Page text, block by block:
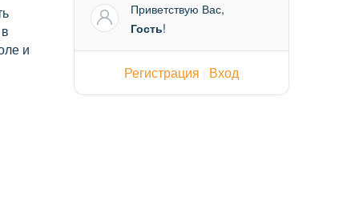
и
Приветствую Вас,
Гость!
Регистрация Вход